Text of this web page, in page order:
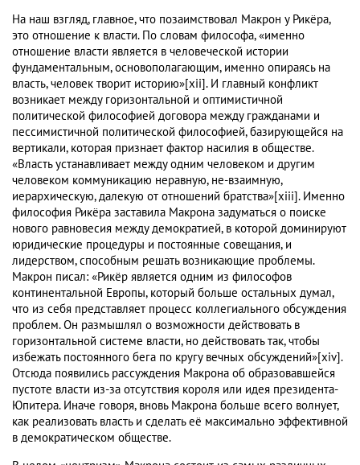
На наш взгляд, главное, что позаимствовал Макрон у Рикёра,
это отношение к власти. По словам философа, «именно
отношение власти является в человеческой истории
фундаментальным, основополагающим, именно опираясь на
власть, человек творит историю»[xii]. И главный конфликт
возникает между горизонтальной и оптимистичной
политической философией договора между гражданами и
пессимистичной политической философией, базирующейся на
вертикали, которая признает фактор насилия в обществе.
«Власть устанавливает между одним человеком и другим
человеком коммуникацию неравную, не-взаимную,
иерархическую, далекую от отношений братства»[xiii]. Именно
философия Рикёра заставила Макрона задуматься о поиске
нового равновесия между демократией, в которой доминируют
юридические процедуры и постоянные совещания, и
лидерством, способным решать возникающие проблемы.
Макрон писал: «Рикёр является одним из философов
континентальной Европы, который больше остальных думал,
что из себя представляет процесс коллегиального обсуждения
проблем. Он размышлял о возможности действовать в
горизонтальной системе власти, но действовать так, чтобы
избежать постоянного бега по кругу вечных обсуждений»[xiv].
Отсюда появились рассуждения Макрона об образовавшейся
пустоте власти из-за отсутствия короля или идея президента-
Юпитера. Иначе говоря, вновь Макрона больше всего волнует,
как реализовать власть и сделать её максимально эффективной
в демократическом обществе.